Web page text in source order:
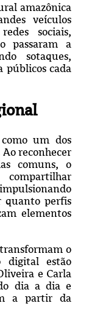
amazônica
veículos
sociais,
passaram a
sotaques,
públicos cada
um dos
reconhecer
comuns, o
quanto perfis
elementos
o
digital estão
e Carla
dia a dia e
a partir da